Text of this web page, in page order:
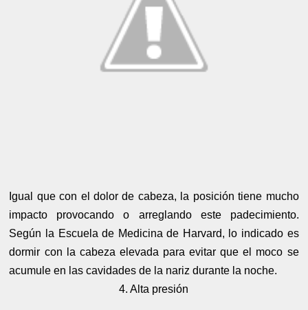
Igual que con el dolor de cabeza, la posición tiene mucho
impacto provocando o arreglando este padecimiento.
Según la Escuela de Medicina de Harvard, lo indicado es
dormir con la cabeza elevada para evitar que el moco se
acumule en las cavidades de la nariz durante la noche.
4. Alta presión